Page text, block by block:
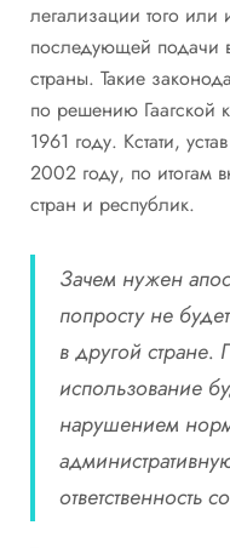
легализации того или
последующей подачи в
страны. Такие
по решению
1961 году. Кстати,
2002 году, по итогам
стран и республик.
Зачем нужен
попросту не
в другой стране.
использование
нарушением
ответственность